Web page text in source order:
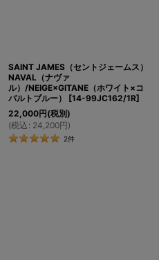
SAINT JAMES（セントジェームス）
NAVAL（ナヴァ
ル）/NEIGE×GITANE（ホワイト×コ
バルトブルー）
[14-99JC162/1R]
22,000円(税別)
(税込 : 24,200円)
2件